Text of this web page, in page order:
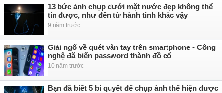
13 bức ảnh chụp dưới mặt nước đẹp không thể
tin được, như đến từ hành tinh khác vậy
9 năm trước
Giải ngố về quét vân tay trên smartphone - Công
nghệ đã biến password thành đồ cổ
10 năm trước
Bạn đã biết 5 bí quyết để chụp ảnh thể hiện được